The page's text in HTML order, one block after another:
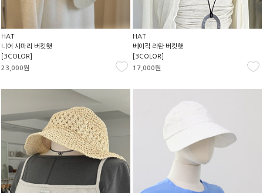
HAT
니어 사파리 버킷햇
[3COLOR]
23,000원
HAT
베이직 라탄 버킷햇
[3COLOR]
17,000원